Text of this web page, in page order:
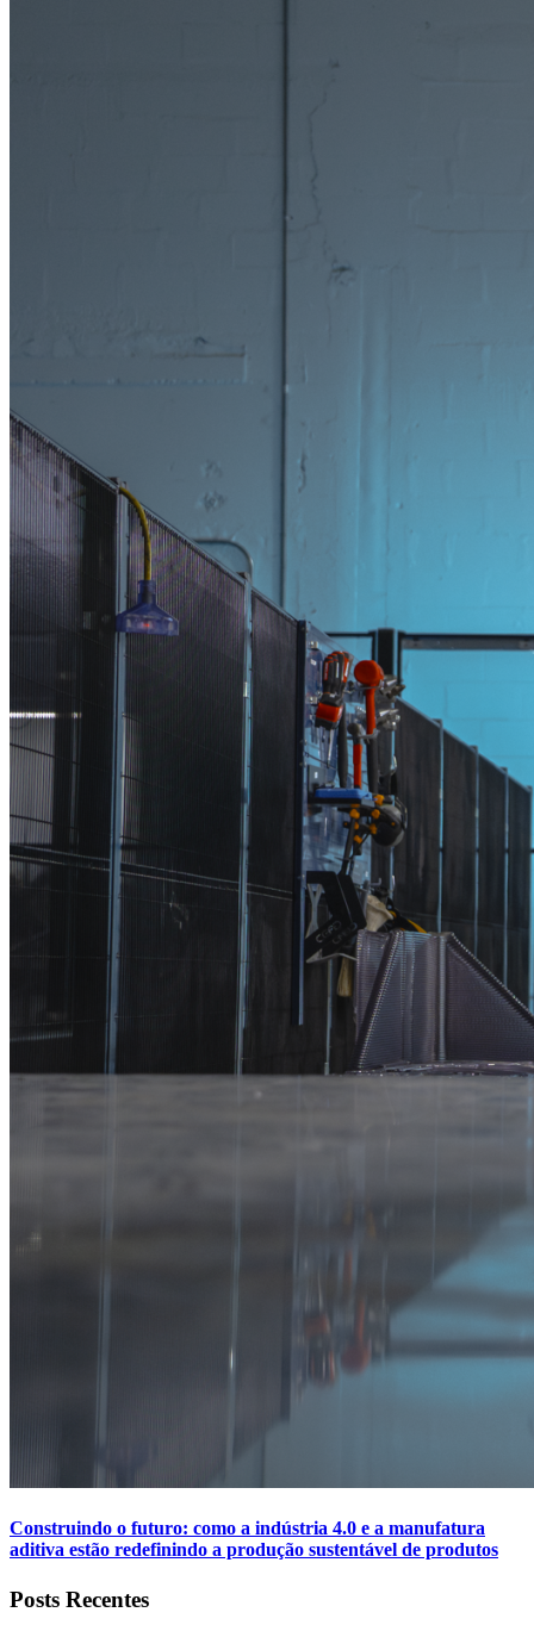
Construindo o futuro: como a indústria 4.0 e a manufatura
aditiva estão redefinindo a produção sustentável de produtos
Posts Recentes